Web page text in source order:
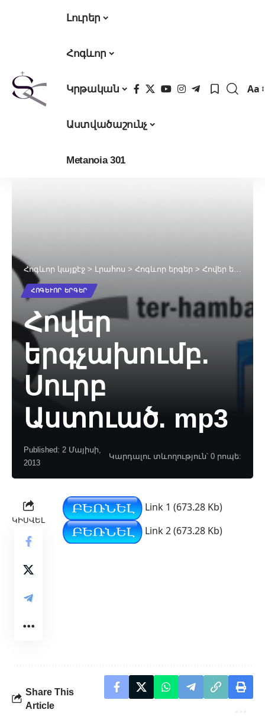
Լուրեր
Հոգևոր
Կրթական
Աստվածաշունչ
Metanoia 301
Aa
Հոգևոր կայքէջ > Լրահոս > Հոգևոր երգեր > Հովեր երգչախումբ. Սուրբ Աստուած. mp3
ՀՈԳԵՒՈՐ ԵՐԳԵՐ
Հովեր
երգչախումբ.
Սուրբ
Աստուած. mp3
Published: 2 Մայիսի,
2013
Կարդալու տևողություն՝ 0 րոպե:
ԿԻՍՎԵԼ
Link 1 (673.28 Kb)
Link 2 (673.28 Kb)
Share This
Article